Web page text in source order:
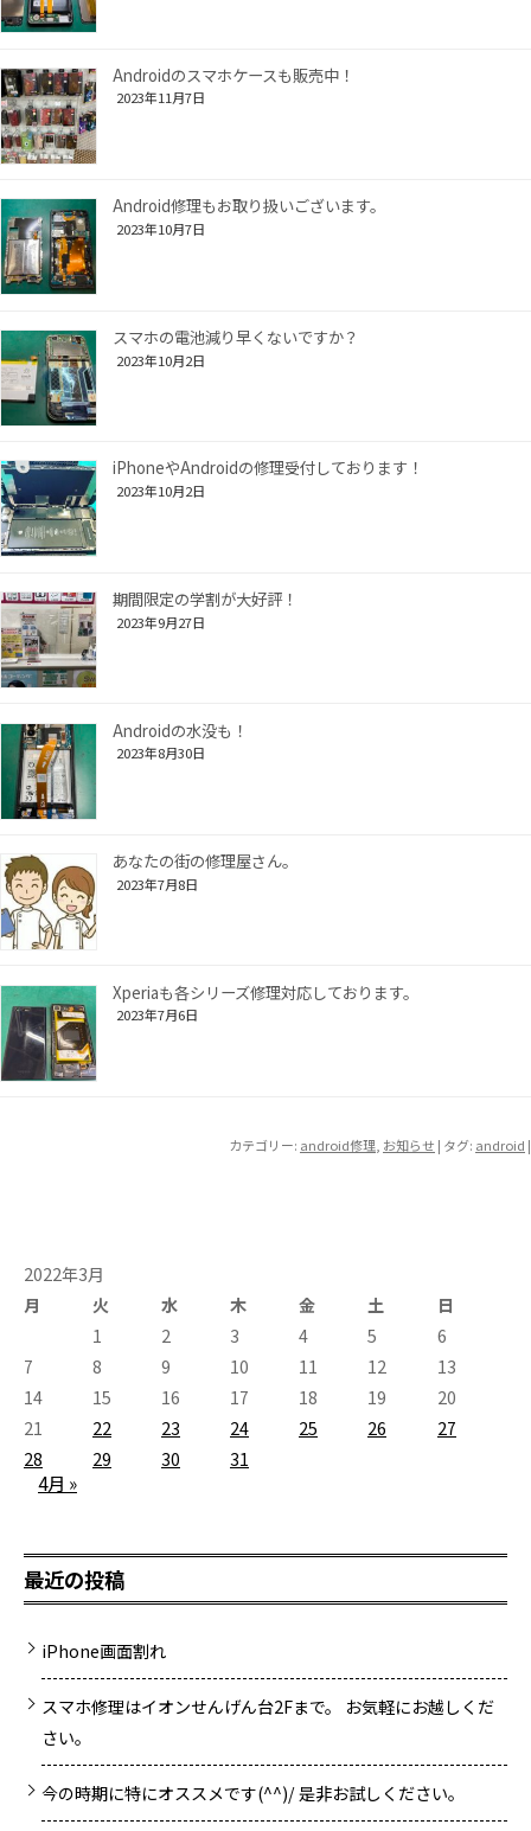
Androidのスマホケースも販売中！
2023年11月7日
Android修理もお取り扱いございます。
2023年10月7日
スマホの電池減り早くないですか？
2023年10月2日
iPhoneやAndroidの修理受付しております！
2023年10月2日
期間限定の学割が大好評！
2023年9月27日
Androidの水没も！
2023年8月30日
あなたの街の修理屋さん。
2023年7月8日
Xperiaも各シリーズ修理対応しております。
2023年7月6日
カテゴリー: android修理, お知らせ | タグ: android |
2022年3月
月
火 水 木 金 土
日
1
2 3 4 5
6
7
8 9 10 11 12
13
14
15 16 17 18 19
20
21
22 23 24 25 26
27
28
29 30 31
4月 »
最近の投稿
iPhone画面割れ
スマホ修理はイオンせんげん台2Fまで。 お気軽にお越しくだ
さい。
今の時期に特にオススメです(^^)/ 是非お試しください。